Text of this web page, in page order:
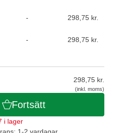
- 298,75 kr.
- 298,75 kr.
298,75 kr.
(inkl. moms)
Fortsätt
i lager
1-2 vardagar